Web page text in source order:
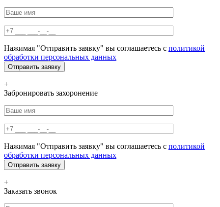
Нажимая "Отправить заявку" вы соглашаетесь с политикой
обработки персональных данных
+
Забронировать захоронение
Нажимая "Отправить заявку" вы соглашаетесь с политикой
обработки персональных данных
+
Заказать звонок